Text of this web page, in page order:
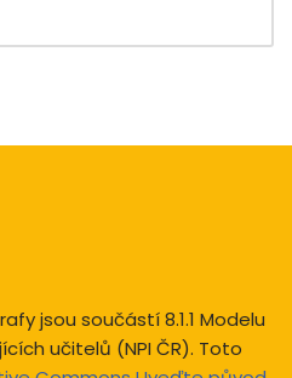
jsou součástí 8.1.1 Modelu
učitelů (NPI ČR). Toto